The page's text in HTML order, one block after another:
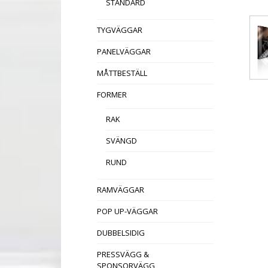
STANDARD
TYGVÄGGAR
PANELVÄGGAR
MÅTTBESTÄLL
FORMER
RAK
SVÄNGD
RUND
RAMVÄGGAR
POP UP-VÄGGAR
DUBBELSIDIG
PRESSVÄGG &
SPONSORVÄGG